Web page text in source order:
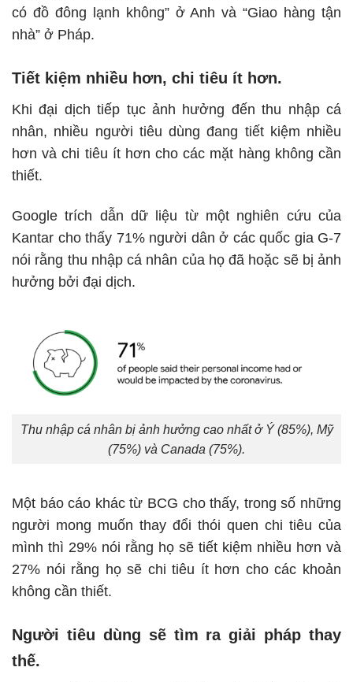
có đồ đông lạnh không” ở Anh và “Giao hàng tận
nhà” ở Pháp.
Tiết kiệm nhiều hơn, chi tiêu ít hơn.
Khi đại dịch tiếp tục ảnh hưởng đến thu nhập cá
nhân, nhiều người tiêu dùng đang tiết kiệm nhiều
hơn và chi tiêu ít hơn cho các mặt hàng không cần
thiết.
Google trích dẫn dữ liệu từ một nghiên cứu của
Kantar cho thấy 71% người dân ở các quốc gia G-7
nói rằng thu nhập cá nhân của họ đã hoặc sẽ bị ảnh
hưởng bởi đại dịch.
Thu nhập cá nhân bị ảnh hưởng cao nhất ở Ý (85%), Mỹ
(75%) và Canada (75%).
Một báo cáo khác từ BCG cho thấy, trong số những
người mong muốn thay đổi thói quen chi tiêu của
mình thì 29% nói rằng họ sẽ tiết kiệm nhiều hơn và
27% nói rằng họ sẽ chi tiêu ít hơn cho các khoản
không cần thiết.
Người tiêu dùng sẽ tìm ra giải pháp thay
thế.